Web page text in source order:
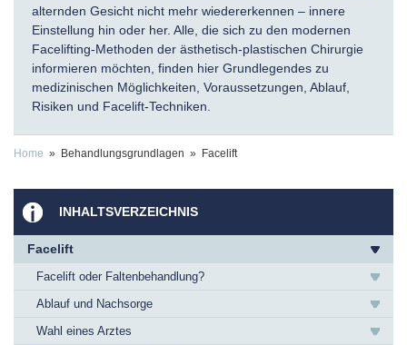
alternden Gesicht nicht mehr wiedererkennen – innere
Einstellung hin oder her. Alle, die sich zu den modernen
Facelifting-Methoden der ästhetisch-plastischen Chirurgie
informieren möchten, finden hier Grundlegendes zu
medizinischen Möglichkeiten, Voraussetzungen, Ablauf,
Risiken und Facelift-Techniken.
Home » Behandlungsgrundlagen » Facelift
INHALTSVERZEICHNIS
Facelift
Facelift oder Faltenbehandlung?
Ablauf und Nachsorge
Wahl eines Arztes